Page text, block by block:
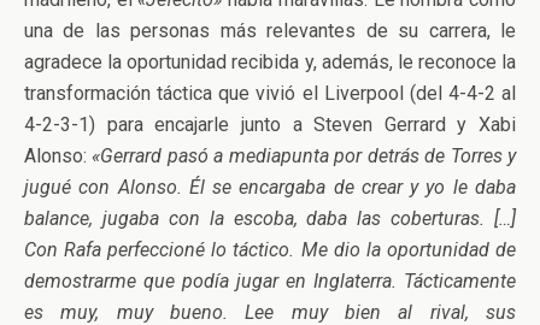
una de las personas más relevantes de su carrera, le
agradece la oportunidad recibida y, además, le reconoce la
transformación táctica que vivió el Liverpool (del 4-4-2 al
4-2-3-1) para encajarle junto a Steven Gerrard y Xabi
Alonso: «Gerrard pasó a mediapunta por detrás de Torres y
jugué con Alonso. Él se encargaba de crear y yo le daba
balance, jugaba con la escoba, daba las coberturas. […]
Con Rafa perfeccioné lo táctico. Me dio la oportunidad de
demostrarme que podía jugar en Inglaterra. Tácticamente
es muy, muy bueno. Lee muy bien al rival, sus